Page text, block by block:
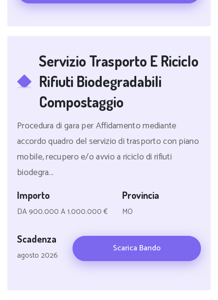
Servizio Trasporto E Riciclo
Rifiuti Biodegradabili
Compostaggio
Procedura di gara per Affidamento mediante
accordo quadro del servizio di trasporto con piano
mobile, recupero e/o avvio a riciclo di rifiuti
biodegra...
Importo
DA 900.000 A 1.000.000 €
Provincia
MO
Scadenza
agosto 2026
Scarica Bando